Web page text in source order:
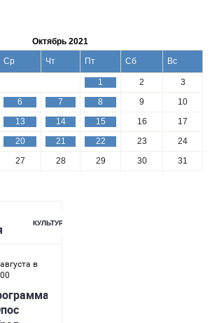
Октябрь 2021
Ср Чт Пт Сб Вс
1 2
3
6 7 8 9
10
13 14 15 16
17
20 21 22 23
24
27 28 29 30 31